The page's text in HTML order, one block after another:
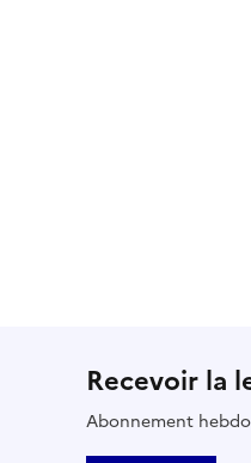
Recevoir la
Abonnement